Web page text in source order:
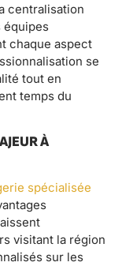
centralisation
équipes
chaque aspect
se
tout en
temps du
À
spécialisée
visitant la région
sur les